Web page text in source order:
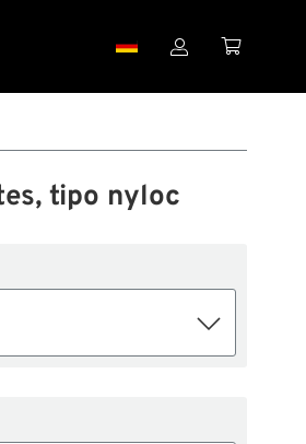
 
tipo nyloc